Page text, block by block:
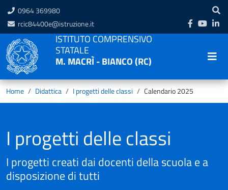
0964 369980
rcic84400e@istruzione.it
ISTITUTO COMPRENSIVO
STATALE
M. MACRÌ - BIANCO (RC)
Home Didattica I progetti delle classi Calendario 2025
I progetti delle classi
I progetti creati dai docenti della scuola e a
disposizione di tutti